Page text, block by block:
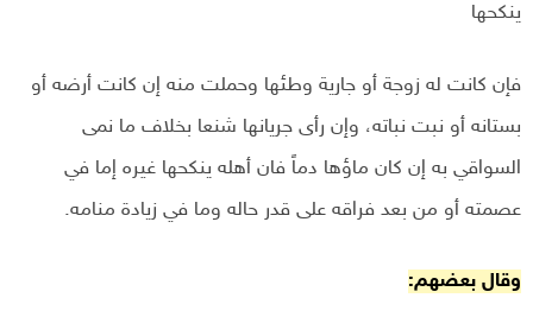
ينكحها
فإن كانت له زوجة أو جارية وطئها وحملت منه إن كانت أرضه أو
بستانه أو نبت نباته، وإن رأى جريانها شنعا بخلاف ما نمی
السواقي به إن كان ماؤها دماً فان أهله ينكحها غيره إما في
عصمته أو من بعد فراقه على قدر حاله وما في زيادة منامه.
وقال بعضهم: